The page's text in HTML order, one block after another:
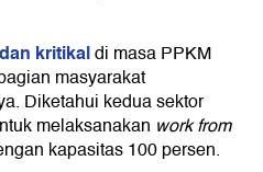
kritikaldi masa PPKM
masyarakat
Diketahui kedua sektor
melaksanakan work from
kapasitas 100 persen.